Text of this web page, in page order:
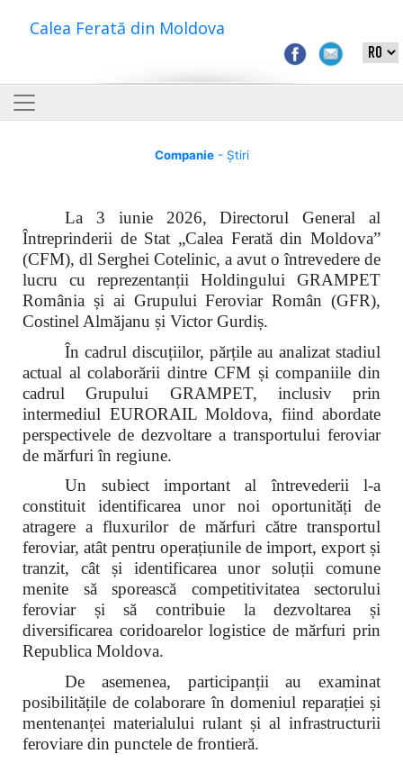
Calea Ferată din Moldova
Companie- Știri
La 3 iunie 2026, Directorul General al
Întreprinderii de Stat „Calea Ferată din Moldova”
(CFM), dl Serghei Cotelinic, a avut o întrevedere de
lucru cu reprezentanții Holdingului GRAMPET
România și ai Grupului Feroviar Român (GFR),
Costinel Almăjanu și Victor Gurdiș.
În cadrul discuțiilor, părțile au analizat stadiul
actual al colaborării dintre CFM și companiile din
cadrul Grupului GRAMPET, inclusiv prin
intermediul EURORAIL Moldova, fiind abordate
perspectivele de dezvoltare a transportului feroviar
de mărfuri în regiune.
Un subiect important al întrevederii l-a
constituit identificarea unor noi oportunități de
atragere a fluxurilor de mărfuri către transportul
feroviar, atât pentru operațiunile de import, export și
tranzit, cât și identificarea unor soluții comune
menite să sporească competitivitatea sectorului
feroviar și să contribuie la dezvoltarea și
diversificarea coridoarelor logistice de mărfuri prin
Republica Moldova.
De asemenea, participanții au examinat
posibilitățile de colaborare în domeniul reparației și
mentenanței materialului rulant și al infrastructurii
feroviare din punctele de frontieră.